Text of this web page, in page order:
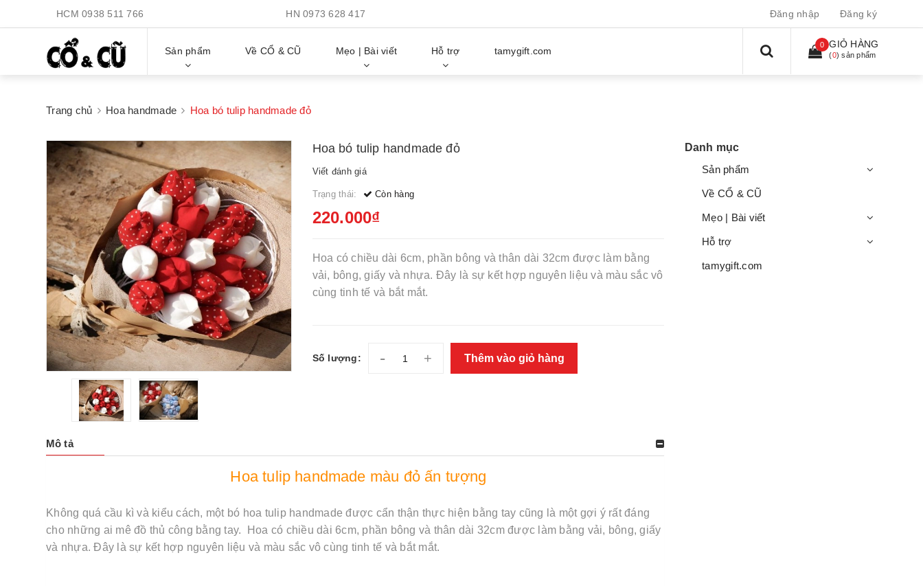
HCM 0938 511 766 HN0973 628 417 Đăng nhập Đăng ký
Sản phẩm Về CỔ & CŨ Mẹo | Bài viết Hỗ trợ tamygift.com
0 GIỎ HÀNG
(0) sản phẩm
Trang chủ Hoa handmade Hoa bó tulip handmade đỏ
Hoa bó tulip handmade đỏ
Viết đánh giá
Trạng thái: Còn hàng
220.000₫
Hoa có chiều dài 6cm, phần bông và thân dài 32cm được làm bằng
vải, bông, giấy và nhựa. Đây là sự kết hợp nguyên liệu và màu sắc vô
cùng tinh tế và bắt mắt.
Số lượng: - + Thêm vào giỏ hàng
Mô tả
Hoa tulip handmade màu đỏ ấn tượng
Không quá cầu kì và kiểu cách, một bó hoa tulip handmade được cẩn thận thực hiện bằng tay cũng là một gợi ý rất đáng
cho những ai mê đồ thủ công bằng tay. Hoa có chiều dài 6cm, phần bông và thân dài 32cm được làm bằng vải, bông, giấy
và nhựa. Đây là sự kết hợp nguyên liệu và màu sắc vô cùng tinh tế và bắt mắt.
Danh mục
Sản phẩm
Về CỔ & CŨ
Mẹo | Bài viết
Hỗ trợ
tamygift.com